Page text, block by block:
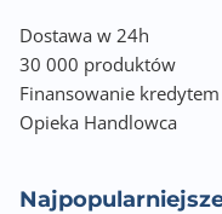
Dostawa w 24h
30 000 produktów
Finansowanie
Opieka Handlowca